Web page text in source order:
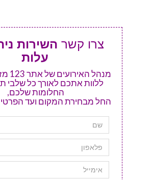
צרו קשר השירות
עלות
מנהל
ללוות אתכם לאורך כל שלבי
החלומות שלכם,
החל מבחירת המקום ועד